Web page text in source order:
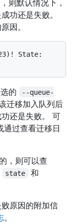
则默认情况下，
功还是失败。
因。
State:
的
--queue-
迁移加入队列后
还是失败。 可
通过查看迁移日
，则可以查
state 和
原因的附加信
。